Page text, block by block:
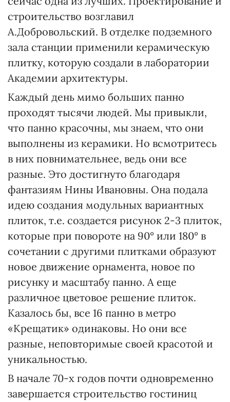
строительство возглавил
А.Добровольский. В отделке подземного
зала станции применили керамическую
плитку, которую создали в лаборатории
Академии архитектуры.
Каждый день мимо больших панно
проходят тысячи людей. Мы привыкли,
что панно красочны, мы знаем, что они
выполнены из керамики. Но всмотритесь
в них повнимательнее, ведь они все
разные. Это достигнуто благодаря
фантазиям Нины Ивановны. Она подала
идею создания модульных вариантных
плиток, т.е. создается рисунок 2-3 плиток,
которые при повороте на 90° или 180° в
сочетании с другими плитками образуют
новое движение орнамента, новое по
рисунку и масштабу панно. А еще
различное цветовое решение плиток.
Казалось бы, все 16 панно в метро
«Крещатик» одинаковы. Но они все
разные, неповторимые своей красотой и
уникальностью.
В начале 70-х годов почти одновременно
завершается строительство гостиниц